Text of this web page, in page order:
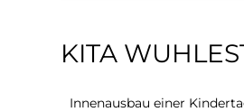
KITA
Innenausbau einer